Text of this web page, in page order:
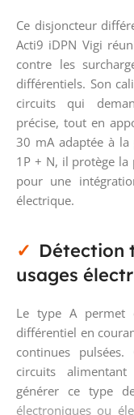
Ce disjoncteur
Acti9 iDPN Vigi
contre les
différentiels. Son
circuits qui
précise, tout en
30 mA adaptée à la
1P + N, il protège la
pour une
électrique.
Détection
usages
Le type A permet
différentiel en
continues
circuits
générer ce type
électroniques ou